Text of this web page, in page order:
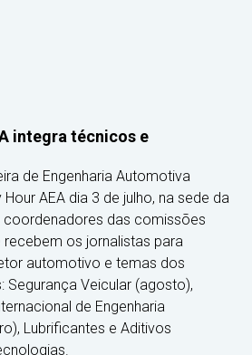
integra técnicos e
de Engenharia Automotiva
AEA dia 3 de julho, na sede da
coordenadores das comissões
os jornalistas para
automotivo e temas dos
Segurança Veicular (agosto),
de Engenharia
Lubrificantes e Aditivos